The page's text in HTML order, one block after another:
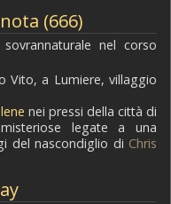
(666)
nel corso
Vito, a Lumiere, villaggio
nei pressi della città di
legate a una
del nascondiglio di Chris